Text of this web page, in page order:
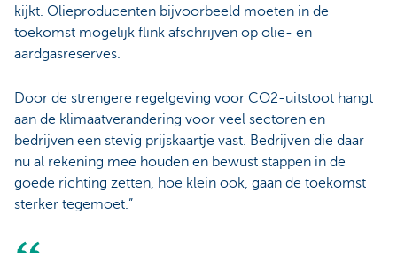
kijkt. Olieproducenten bijvoorbeeld moeten in de
toekomst mogelijk flink afschrijven op olie- en
aardgasreserves.
Door de strengere regelgeving voor CO2-uitstoot hangt
aan de klimaatverandering voor veel sectoren en
bedrijven een stevig prijskaartje vast. Bedrijven die daar
nu al rekening mee houden en bewust stappen in de
goede richting zetten, hoe klein ook, gaan de toekomst
sterker tegemoet.”